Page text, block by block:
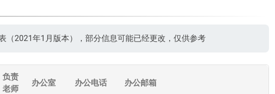
（2021年1月版本），部分信息可能已经更改，仅供参考
负责
老师
办公室 办公电话 办公邮箱